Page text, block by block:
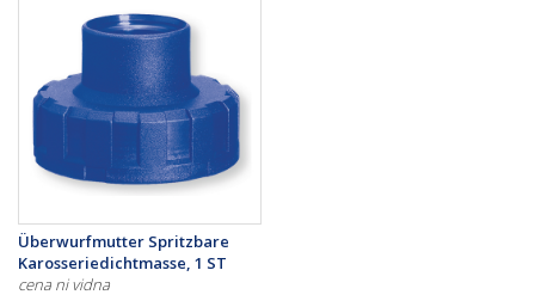
Überwurfmutter Spritzbare
Karosseriedichtmasse, 1 ST
cena ni vidna